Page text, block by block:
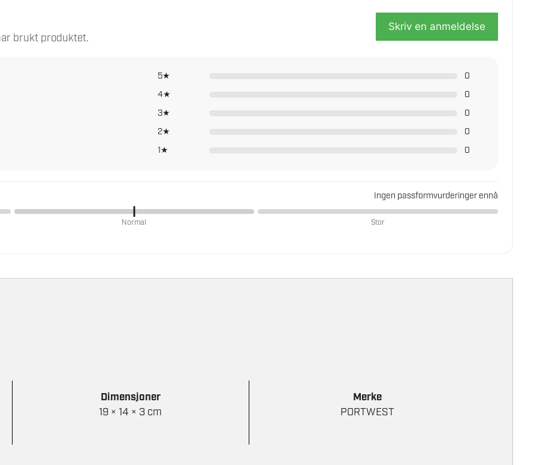
brukt produktet.
Skriv en anmeldelse
5★
0
4★
0
3★
0
2★
0
1★
0
Ingen passformvurderinger ennå
Normal Stor
Dimensjoner
19 × 14 × 3 cm
Merke
PORTWEST